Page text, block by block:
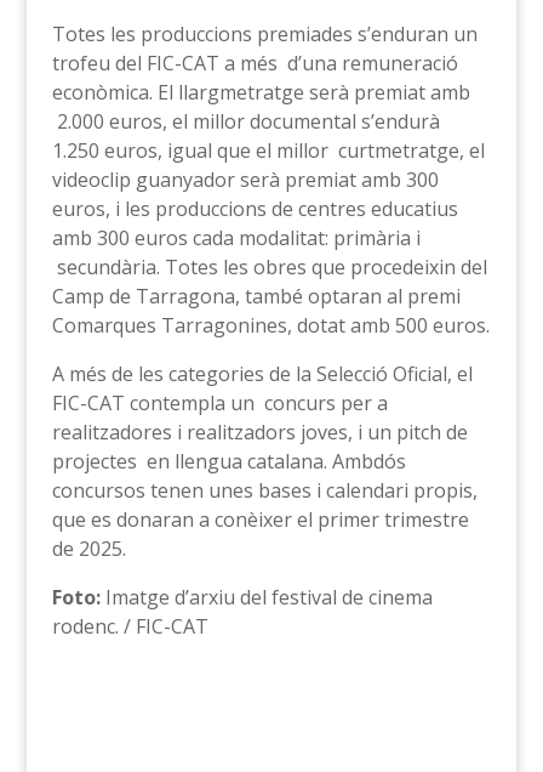
Totes les produccions premiades s’enduran un
trofeu del FIC-CAT a més d’una remuneració
econòmica. El llargmetratge serà premiat amb
2.000 euros, el millor documental s’endurà
1.250 euros, igual que el millor curtmetratge, el
videoclip guanyador serà premiat amb 300
euros, i les produccions de centres educatius
amb 300 euros cada modalitat: primària i
secundària. Totes les obres que procedeixin del
Camp de Tarragona, també optaran al premi
Comarques Tarragonines, dotat amb 500 euros.
A més de les categories de la Selecció Oficial, el
FIC-CAT contempla un concurs per a
realitzadores i realitzadors joves, i un pitch de
projectes en llengua catalana. Ambdós
concursos tenen unes bases i calendari propis,
que es donaran a conèixer el primer trimestre
de 2025.
Foto:Imatge d’arxiu del festival de cinema
rodenc. / FIC-CAT